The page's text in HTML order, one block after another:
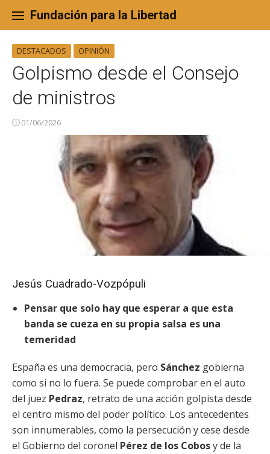
content
Fundación para la Libertad
DESTACADOS OPINIÓN
Golpismo desde el Consejo
de ministros
01/06/2026
Jesús Cuadrado-Vozpópuli
Pensar que solo hay que esperar a que esta
banda se cueza en su propia salsa es una
temeridad
España es una democracia, pero Sánchez gobierna
como si no lo fuera. Se puede comprobar en el auto
del juez Pedraz, retrato de una acción golpista desde
el centro mismo del poder político. Los antecedentes
son innumerables, como la persecución y cese desde
el Gobierno del coronel Pérez de los Cobosy de la